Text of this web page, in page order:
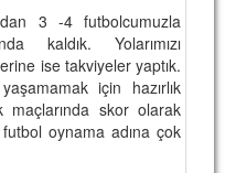
3 -4 futbolcumuzla
kaldık. Yolarımızı
ise takviyeler yaptık.
için hazırlık
maçlarında skor olarak
oynama adına çok